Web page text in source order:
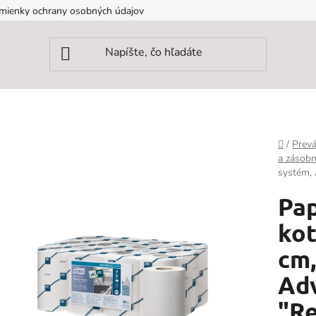
ochrany osobných údajov
Domov
/
a
systém,